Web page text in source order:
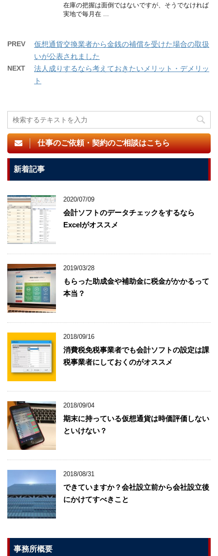
在庫の把握は面倒ではないですが、そうでなければ
実地で毎月在 ...
PREV
仮想通貨交換業者から金銭の補償を受けた場合の取扱
いが公表されました
NEXT
法人成りするなら考えておきたいメリット・デメリッ
ト
仕事のご依頼・契約のご相談はこちら
新着記事
2020/07/09
会計ソフトのデータチェックをするなら
Excelがオススメ
2019/03/28
もらった助成金や補助金に税金がかかるって
本当？
2018/09/16
消費税免税事業者でも会計ソフトの設定は課
税事業者にしておくのがオススメ
2018/09/04
期末に持っている仮想通貨は時価評価しない
といけない？
2018/08/31
できていますか？会社設立前から会社設立後
にかけてすべきこと
事務所概要